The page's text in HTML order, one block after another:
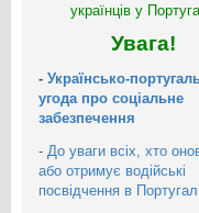
українців у
Увага!
- Українсько-
угода про соціальне
забезпечення
- До уваги всіх, хто
або отримує водійські
посвідчення в